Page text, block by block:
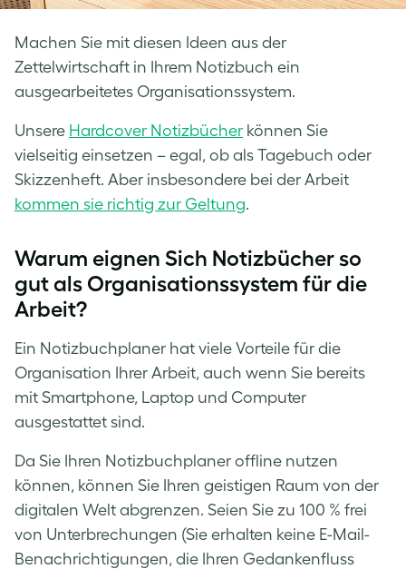
Machen Sie mit diesen Ideen aus der
Zettelwirtschaft in Ihrem Notizbuch ein
ausgearbeitetes Organisationssystem.
Unsere Hardcover Notizbücher können Sie
vielseitig einsetzen – egal, ob als Tagebuch oder
Skizzenheft. Aber insbesondere bei der Arbeit
kommen sie richtig zur Geltung.
Warum eignen Sich Notizbücher so
gut als Organisationssystem für die
Arbeit?
Ein Notizbuchplaner hat viele Vorteile für die
Organisation Ihrer Arbeit, auch wenn Sie bereits
mit Smartphone, Laptop und Computer
ausgestattet sind.
Da Sie Ihren Notizbuchplaner offline nutzen
können, können Sie Ihren geistigen Raum von der
digitalen Welt abgrenzen. Seien Sie zu 100 % frei
von Unterbrechungen (Sie erhalten keine E-Mail-
Benachrichtigungen, die Ihren Gedankenfluss